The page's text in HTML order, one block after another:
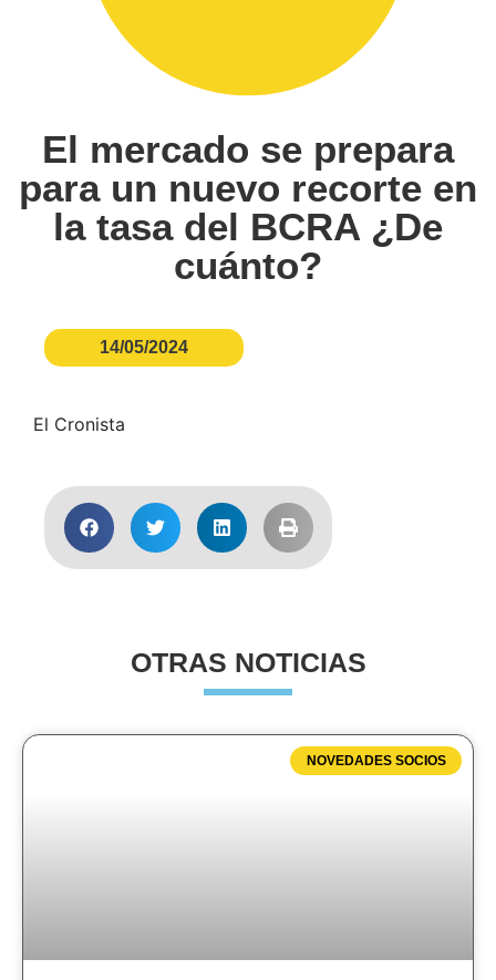
El mercado se prepara
para un nuevo recorte en
la tasa del BCRA ¿De
cuánto?
14/05/2024
El Cronista
OTRAS NOTICIAS
NOVEDADES SOCIOS